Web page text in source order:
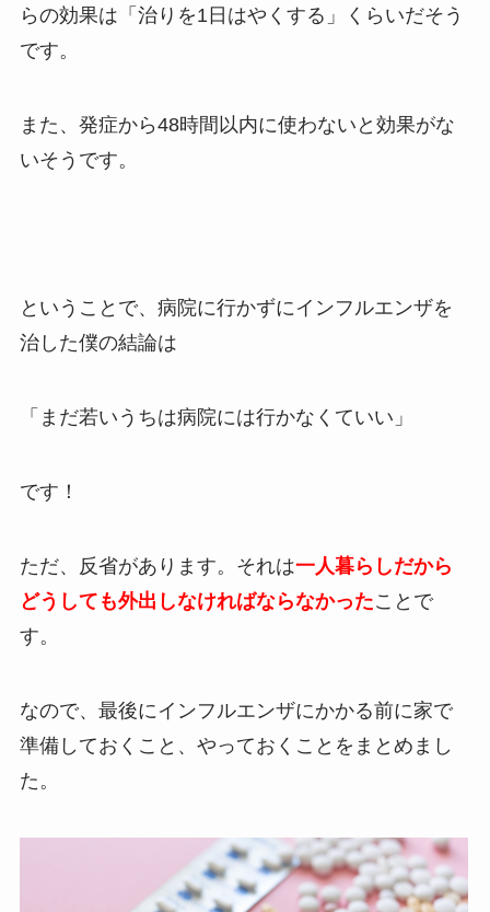
らの効果は「治りを1日はやくする」くらいだそう
です。
また、発症から48時間以内に使わないと効果がな
いそうです。
ということで、病院に行かずにインフルエンザを
治した僕の結論は
「まだ若いうちは病院には行かなくていい」
です！
ただ、反省があります。それは一人暮らしだから
どうしても外出しなければならなかったことで
す。
なので、最後にインフルエンザにかかる前に家で
準備しておくこと、やっておくことをまとめまし
た。